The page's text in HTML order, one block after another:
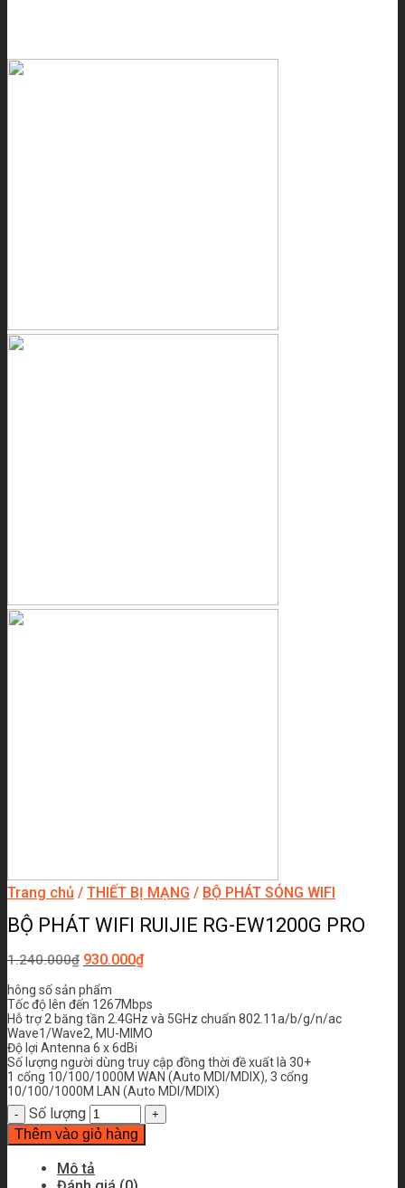
Trang chủ / THIẾT BỊ MẠNG / BỘ PHÁT SÓNG WIFI
BỘ PHÁT WIFI RUIJIE RG-EW1200G PRO
1.240.000₫ 930.000₫
hông số sản phẩm
Tốc độ lên đến 1267Mbps
Hỗ trợ 2 băng tần 2.4GHz và 5GHz chuẩn 802.11a/b/g/n/ac
Wave1/Wave2, MU-MIMO
Độ lợi Antenna 6 x 6dBi
Số lượng người dùng truy cập đồng thời đề xuất là 30+
1 cổng 10/100/1000M WAN (Auto MDI/MDIX), 3 cổng
10/100/1000M LAN (Auto MDI/MDIX)
Số lượng
Thêm vào giỏ hàng
Mô tả